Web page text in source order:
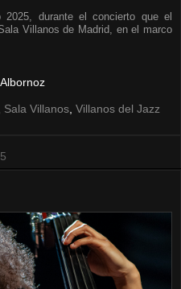
durante el concierto que el
Villanos de Madrid, en el marco
Sala Villanos Villanos del Jazz